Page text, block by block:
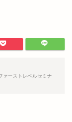
ァーストレベルセミナ